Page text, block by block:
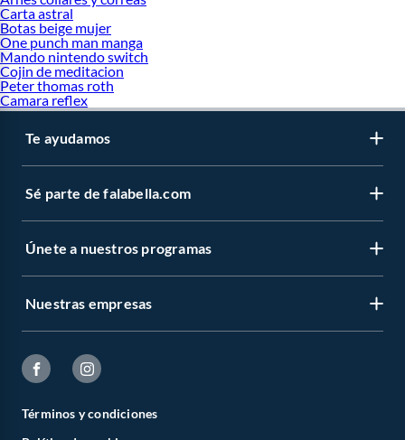
Carta astral
Botas beige mujer
One punch man manga
Mando nintendo switch
Cojin de meditacion
Peter thomas roth
Camara reflex
Te ayudamos
Sé parte de falabella.com
Únete a nuestros programas
Nuestras empresas
Términos y condiciones